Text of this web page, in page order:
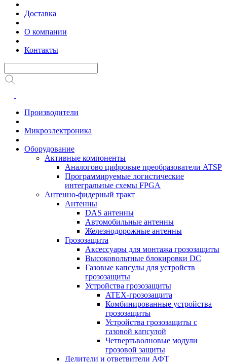
Доставка
О компании
Контакты
Производители
Микроэлектроника
Оборудование
Активные компоненты
Аналогово цифровые преобразователи ATSP
Программируемые логистические
интегральные схемы FPGA
Антенно-фидерный тракт
Антенны
DAS антенны
Автомобильные антенны
Железнодорожные антенны
Грозозащита
Аксессуары для монтажа грозозащиты
Высоковольтные блокировки DC
Газовые капсулы для устройств
грозозащиты
Устройства грозозащиты
ATEX-грозозащита
Комбинированные устройства
грозозащиты
Устройства грозозащиты с
газовой капсулой
Четвертьволновые модули
грозовой защиты
Делители и ответвители АФТ